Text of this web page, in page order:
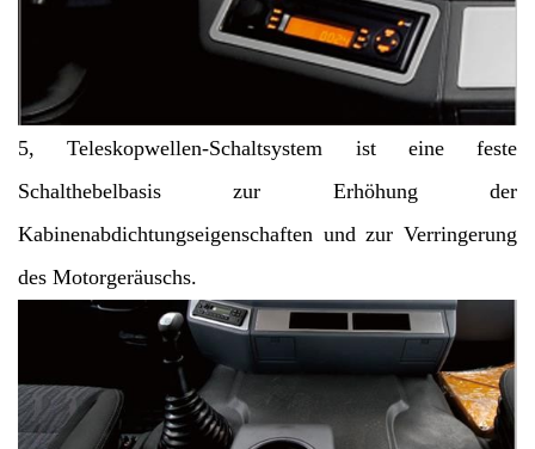
5, Teleskopwellen-Schaltsystem ist eine feste
Schalthebelbasis zur Erhöhung der
Kabinenabdichtungseigenschaften und zur Verringerung
des Motorgeräuschs.